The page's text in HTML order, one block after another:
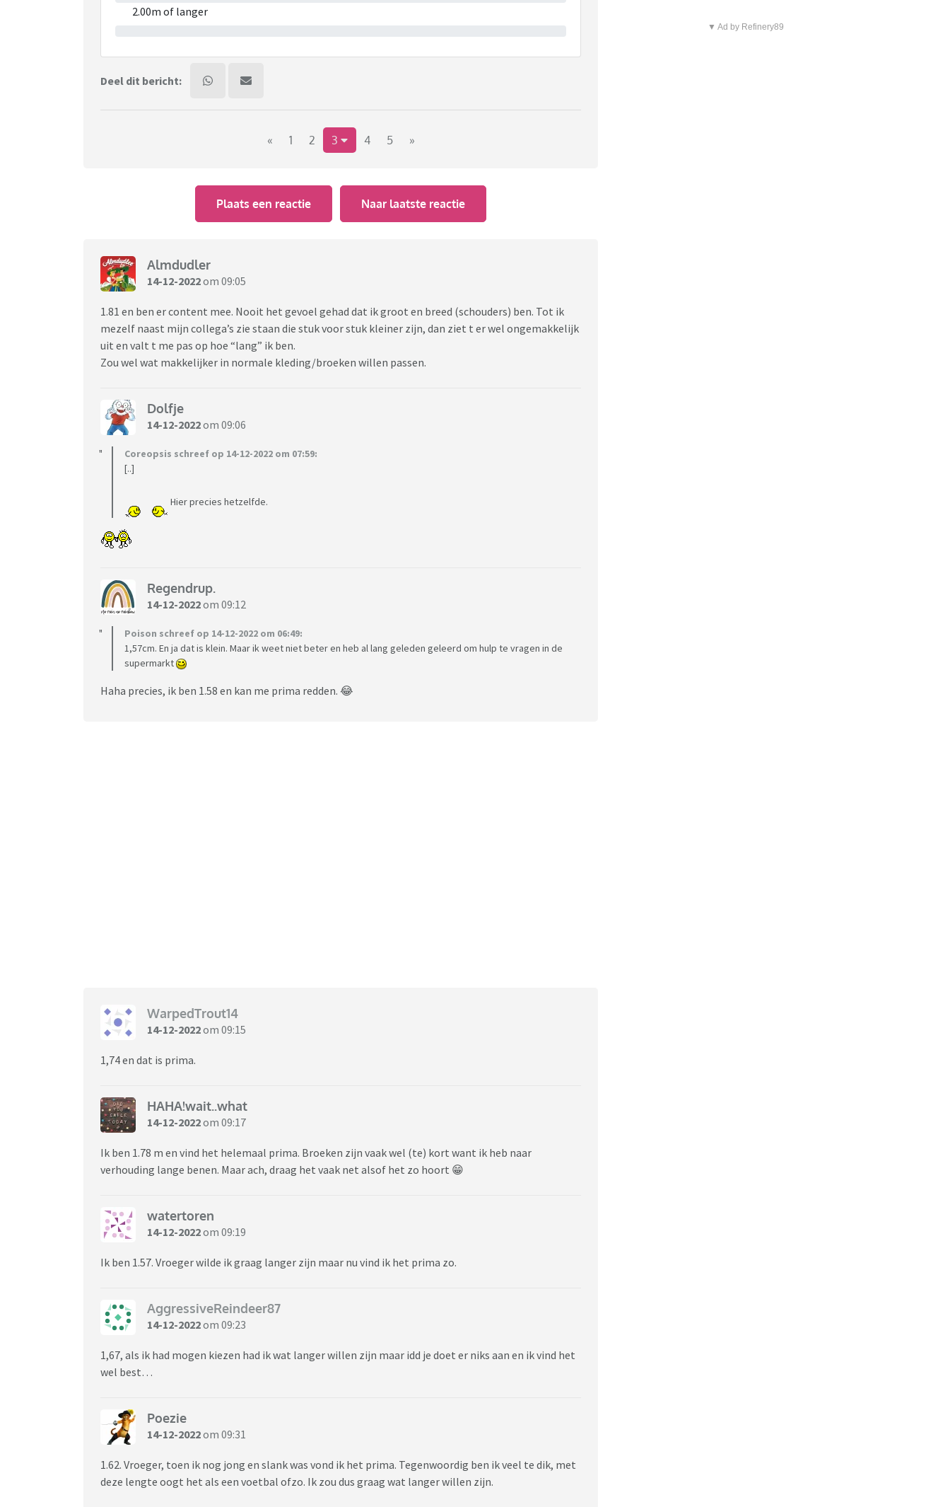
2.00m of langer
Deel dit bericht:
« 1 2 3 4 5 »
Plaats een reactie Naar laatste reactie
Almdudler
14-12-2022om 09:05
1.81 en ben er content mee. Nooit het gevoel gehad dat ik groot en breed (schouders) ben. Tot ik
mezelf naast mijn collega’s zie staan die stuk voor stuk kleiner zijn, dan ziet t er wel ongemakkelijk
uit en valt t me pas op hoe “lang” ik ben.
Zou wel wat makkelijker in normale kleding/broeken willen passen.
Dolfje
14-12-2022om 09:06
Coreopsis schreef op 14-12-2022 om 07:59:
[..]
Hier precies hetzelfde.
Regendrup.
14-12-2022om 09:12
Poison schreef op 14-12-2022 om 06:49:
1,57cm. En ja dat is klein. Maar ik weet niet beter en heb al lang geleden geleerd om hulp te vragen in de
supermarkt
Haha precies, ik ben 1.58 en kan me prima redden. 😂
WarpedTrout14
14-12-2022om 09:15
1,74 en dat is prima.
HAHA!wait..what
14-12-2022om 09:17
Ik ben 1.78 m en vind het helemaal prima. Broeken zijn vaak wel (te) kort want ik heb naar
verhouding lange benen. Maar ach, draag het vaak net alsof het zo hoort 😁
watertoren
14-12-2022om 09:19
Ik ben 1.57. Vroeger wilde ik graag langer zijn maar nu vind ik het prima zo.
AggressiveReindeer87
14-12-2022om 09:23
1,67, als ik had mogen kiezen had ik wat langer willen zijn maar idd je doet er niks aan en ik vind het
wel best…
Poezie
14-12-2022om 09:31
1.62. Vroeger, toen ik nog jong en slank was vond ik het prima. Tegenwoordig ben ik veel te dik, met
deze lengte oogt het als een voetbal ofzo. Ik zou dus graag wat langer willen zijn.
▼ Ad by Refinery89